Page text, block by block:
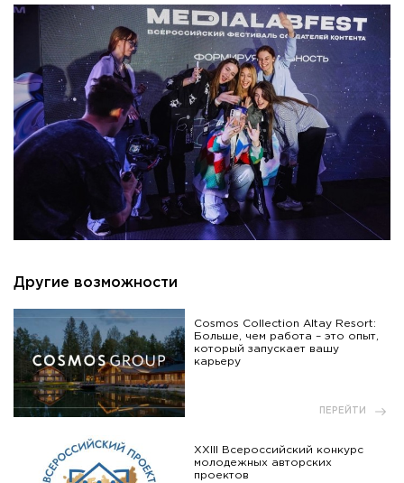
Другие возможности
Cosmos Collection Altay Resort:
Больше, чем работа – это опыт,
который запускает вашу
карьеру
ПЕРЕЙТИ
XXIII Всероссийский конкурс
молодежных авторских
проектов